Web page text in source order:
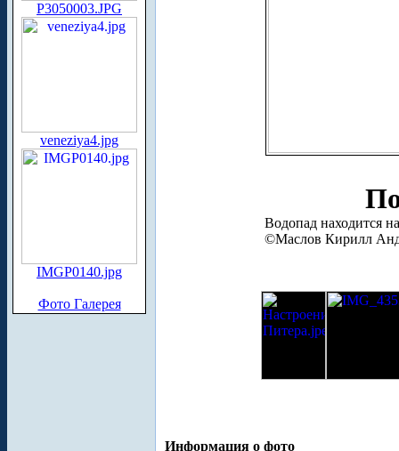
P3050003.JPG
veneziya4.jpg
IMGP0140.jpg
Фото Галерея
Водопад находится
©Маслов Кирилл
Информация о фото